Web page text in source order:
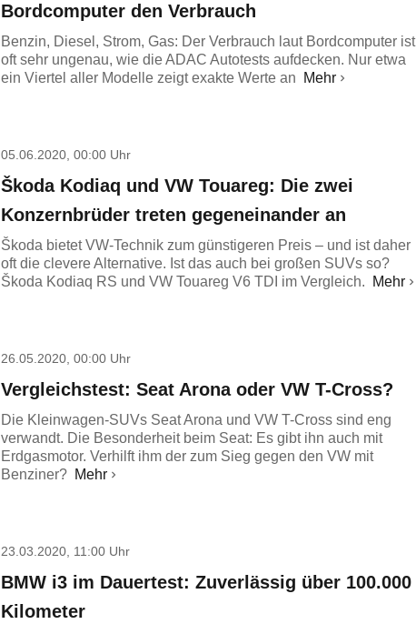
Bordcomputer den Verbrauch
Benzin, Diesel, Strom, Gas: Der Verbrauch laut Bordcomputer ist
oft sehr ungenau, wie die ADAC Autotests aufdecken. Nur etwa
ein Viertel aller Modelle zeigt exakte Werte an
Mehr
05.06.2020, 00:00 Uhr
Škoda Kodiaq und VW Touareg: Die zwei
Konzernbrüder treten gegeneinander an
Škoda bietet VW-Technik zum günstigeren Preis – und ist daher
oft die clevere Alternative. Ist das auch bei großen SUVs so?
Škoda Kodiaq RS und VW Touareg V6 TDI im Vergleich.
Mehr
26.05.2020, 00:00 Uhr
Vergleichstest: Seat Arona oder VW T-Cross?
Die Kleinwagen-SUVs Seat Arona und VW T-Cross sind eng
verwandt. Die Besonderheit beim Seat: Es gibt ihn auch mit
Erdgasmotor. Verhilft ihm der zum Sieg gegen den VW mit
Benziner? Mehr
23.03.2020, 11:00 Uhr
BMW i3 im Dauertest: Zuverlässig über 100.000
Kilometer